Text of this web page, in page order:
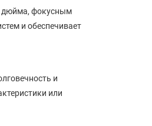
дюйма, фокусным
и обеспечивает
и
или